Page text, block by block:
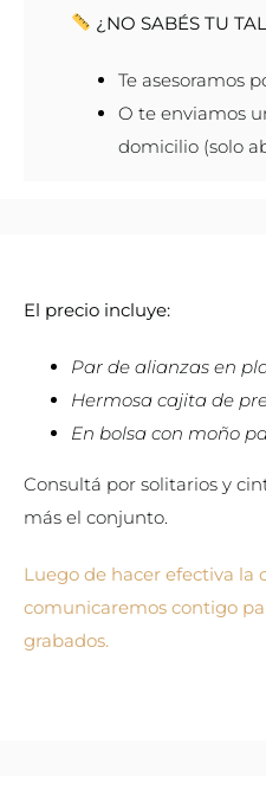
¿NO SABÉS TU
Te asesoramos
O te enviamos
domicilio (solo
El precio incluye:
Par de alianzas en
Hermosa cajita de
En bolsa con moño
Consultá por solitarios y
más el conjunto.
Luego de hacer efectiva la
comunicaremos contigo
grabados.